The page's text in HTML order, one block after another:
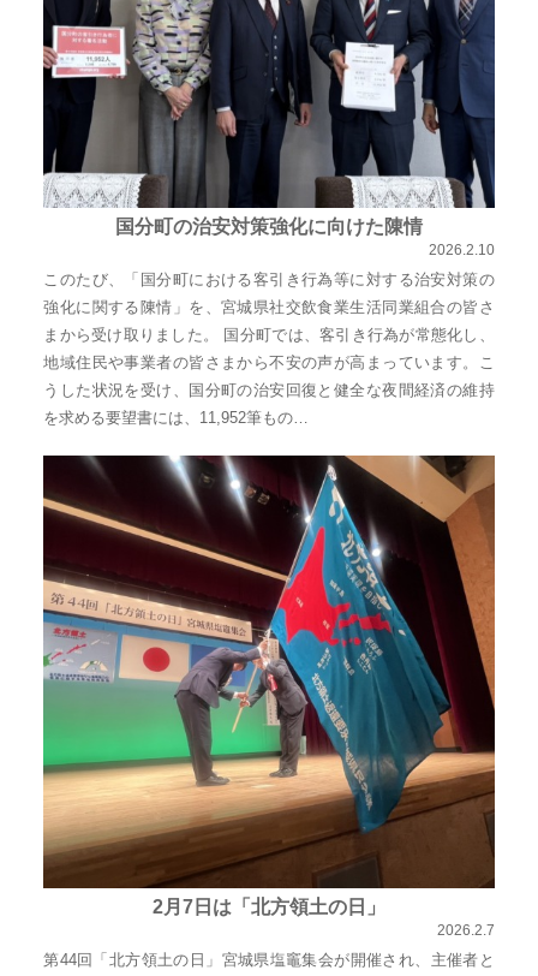
国分町の治安対策強化に向けた陳情
2026.2.10
このたび、「国分町における客引き行為等に対する治安対策の
強化に関する陳情」を、宮城県社交飲食業生活同業組合の皆さ
まから受け取りました。 国分町では、客引き行為が常態化し、
地域住民や事業者の皆さまから不安の声が高まっています。こ
うした状況を受け、国分町の治安回復と健全な夜間経済の維持
を求める要望書には、11,952筆もの…
2月7日は「北方領土の日」
2026.2.7
第44回「北方領土の日」宮城県塩竈集会が開催され、主催者と